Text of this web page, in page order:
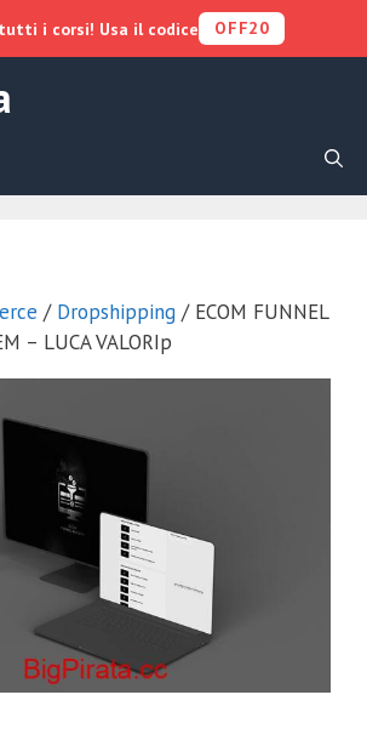
/ Dropshipping / ECOM FUNNEL
– LUCA VALORIp
i corsi! Usa il codice OFF20